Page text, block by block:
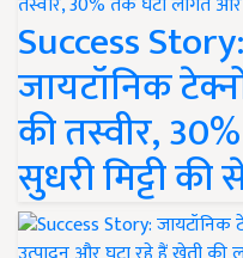
Success
जायटॉनिक
की तस्वीर,
सुधरी मिट्टी की